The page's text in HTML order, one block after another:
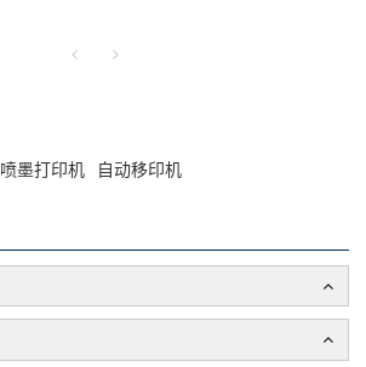
喷墨打印机 自动移印机